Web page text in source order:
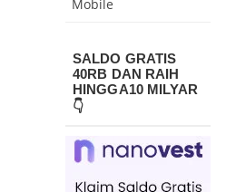
Mobile
SALDO GRATIS
40RB DAN RAIH
HINGGA10 MILYAR
👇